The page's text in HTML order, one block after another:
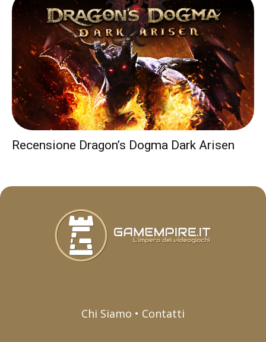
Recensione Dragon’s Dogma Dark Arisen
Chi Siamo • Contatti